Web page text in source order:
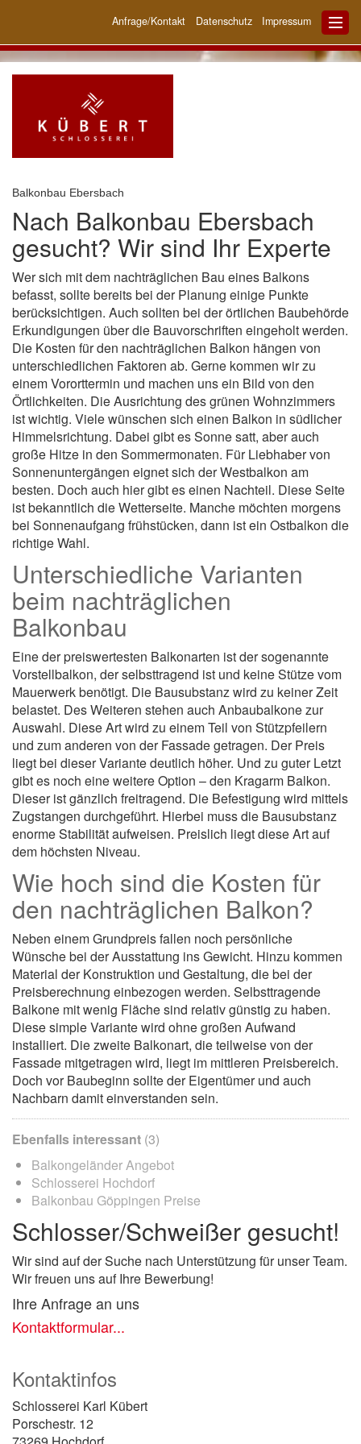
Anfrage/Kontakt Datenschutz Impressum
Balkonbau Ebersbach
Nach Balkonbau Ebersbach
gesucht? Wir sind Ihr Experte
Wer sich mit dem nachträglichen Bau eines Balkons
befasst, sollte bereits bei der Planung einige Punkte
berücksichtigen. Auch sollten bei der örtlichen Baubehörde
Erkundigungen über die Bauvorschriften eingeholt werden.
Die Kosten für den nachträglichen Balkon hängen von
unterschiedlichen Faktoren ab. Gerne kommen wir zu
einem Vororttermin und machen uns ein Bild von den
Örtlichkeiten. Die Ausrichtung des grünen Wohnzimmers
ist wichtig. Viele wünschen sich einen Balkon in südlicher
Himmelsrichtung. Dabei gibt es Sonne satt, aber auch
große Hitze in den Sommermonaten. Für Liebhaber von
Sonnenuntergängen eignet sich der Westbalkon am
besten. Doch auch hier gibt es einen Nachteil. Diese Seite
ist bekanntlich die Wetterseite. Manche möchten morgens
bei Sonnenaufgang frühstücken, dann ist ein Ostbalkon die
richtige Wahl.
Unterschiedliche Varianten
beim nachträglichen
Balkonbau
Eine der preiswertesten Balkonarten ist der sogenannte
Vorstellbalkon, der selbsttragend ist und keine Stütze vom
Mauerwerk benötigt. Die Bausubstanz wird zu keiner Zeit
belastet. Des Weiteren stehen auch Anbaubalkone zur
Auswahl. Diese Art wird zu einem Teil von Stützpfeilern
und zum anderen von der Fassade getragen. Der Preis
liegt bei dieser Variante deutlich höher. Und zu guter Letzt
gibt es noch eine weitere Option – den Kragarm Balkon.
Dieser ist gänzlich freitragend. Die Befestigung wird mittels
Zugstangen durchgeführt. Hierbei muss die Bausubstanz
enorme Stabilität aufweisen. Preislich liegt diese Art auf
dem höchsten Niveau.
Wie hoch sind die Kosten für
den nachträglichen Balkon?
Neben einem Grundpreis fallen noch persönliche
Wünsche bei der Ausstattung ins Gewicht. Hinzu kommen
Material der Konstruktion und Gestaltung, die bei der
Preisberechnung einbezogen werden. Selbsttragende
Balkone mit wenig Fläche sind relativ günstig zu haben.
Diese simple Variante wird ohne großen Aufwand
installiert. Die zweite Balkonart, die teilweise von der
Fassade mitgetragen wird, liegt im mittleren Preisbereich.
Doch vor Baubeginn sollte der Eigentümer und auch
Nachbarn damit einverstanden sein.
Ebenfalls interessant (3)
Balkongeländer Angebot
Schlosserei Hochdorf
Balkonbau Göppingen Preise
Schlosser/Schweißer gesucht!
Wir sind auf der Suche nach Unterstützung für unser Team.
Wir freuen uns auf Ihre Bewerbung!
Ihre Anfrage an uns
Kontaktformular...
Kontaktinfos
Schlosserei Karl Kübert
Porschestr. 12